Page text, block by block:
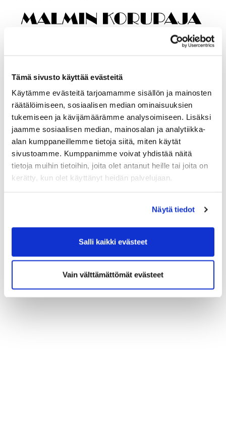
Tämä sivusto käyttää evästeitä
Käytämme evästeitä tarjoamamme sisällön ja mainosten
räätälöimiseen, sosiaalisen median ominaisuuksien
tukemiseen ja kävijämäärämme analysoimiseen. Lisäksi
jaamme sosiaalisen median, mainosalan ja analytiikka-
alan kumppaneillemme tietoja siitä, miten käytät
sivustoamme. Kumppanimme voivat yhdistää näitä
tietoja muihin tietoihin, joita olet antanut heille tai joita on
kerätty, kun olet käyttänyt heidän palvelujaan.
Näytä tiedot
Salli kaikki evästeet
Vain välttämättömät evästeet